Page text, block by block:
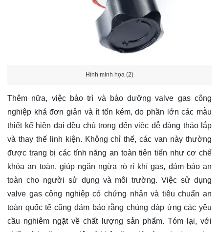
Hình minh họa (2)
Thêm nữa, việc bảo trì và bảo dưỡng valve gas công
nghiệp khá đơn giản và ít tốn kém, do phần lớn các mẫu
thiết kế hiện đại đều chú trọng đến việc dễ dàng tháo lắp
và thay thế linh kiện. Không chỉ thế, các van này thường
được trang bị các tính năng an toàn tiên tiến như cơ chế
khóa an toàn, giúp ngăn ngừa rò rỉ khí gas, đảm bảo an
toàn cho người sử dụng và môi trường. Việc sử dụng
valve gas công nghiệp có chứng nhận và tiêu chuẩn an
toàn quốc tế cũng đảm bảo rằng chúng đáp ứng các yêu
cầu nghiêm ngặt về chất lượng sản phẩm. Tóm lại, với